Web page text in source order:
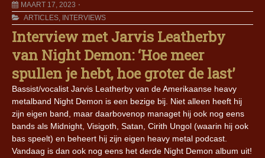
MAART 17, 2023
ARTICLES, INTERVIEWS
Interview met Jarvis Leatherby
van Night Demon: ‘Hoe meer
spullen je hebt, hoe groter de last’
Bassist/vocalist Jarvis Leatherby van de Amerikaanse heavy
metalband Night Demon is een bezige bij. Niet alleen heeft hij
zijn eigen band, maar daarbovenop managet hij ook nog eens
bands als Midnight, Visigoth, Satan, Cirith Ungol (waarin hij ook
bas speelt) en beheert hij zijn eigen heavy metal podcast.
Vandaag is dan ook nog eens het derde Night Demon album uit!